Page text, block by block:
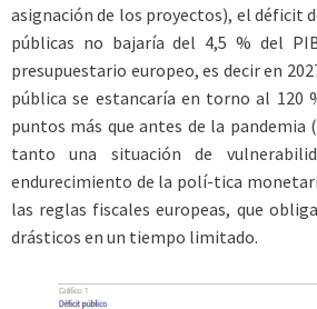
asignación de los proyectos), el déficit
públicas no bajaría del 4,5 % del
presupuestario europeo, es decir en
pública se estancaría en torno al 120
puntos más que antes de la pandemia
tanto una situación de
endurecimiento de la polí-tica
las reglas fiscales europeas, que
drásticos en un tiempo limitado.